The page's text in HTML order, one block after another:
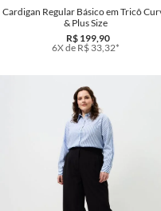
Cardigan Regular Básico em Tricô
& Plus Size
R$ 199,90
6X de R$ 33,32*